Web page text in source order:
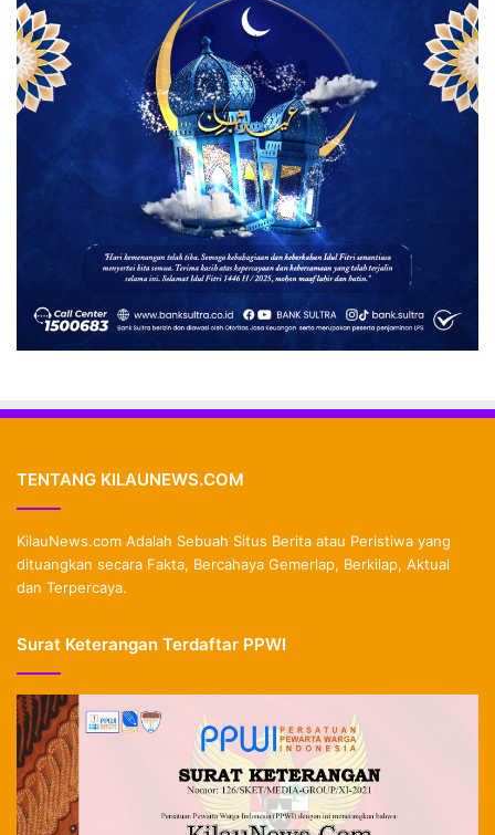
TENTANG KILAUNEWS.COM
KilauNews.com Adalah Sebuah Situs Berita atau Peristiwa yang
dituangkan secara Fakta, Bercahaya Gemerlap, Berkilap, Aktual
dan Terpercaya.
Surat Keterangan Terdaftar PPWI